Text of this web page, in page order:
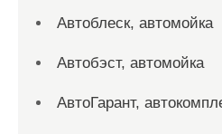
Автоблеск, автомойка
Автобэст, автомойка
АвтоГарант,